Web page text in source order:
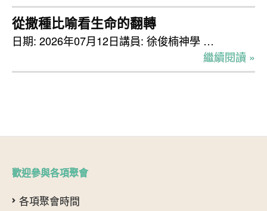
從撒種比喻看生命的翻轉
日期: 2026年07月12日講員: 徐俊楠神學 …
繼續閱讀 »
歡迎參與各項聚會
各項聚會時間